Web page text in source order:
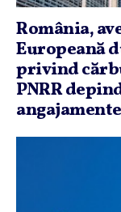
România,
Europeană
privind
PNRR